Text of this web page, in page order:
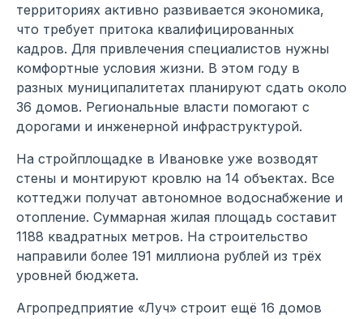
территориях активно развивается экономика,
что требует притока квалифицированных
кадров. Для привлечения специалистов нужны
комфортные условия жизни. В этом году в
разных муниципалитетах планируют сдать около
36 домов. Региональные власти помогают с
дорогами и инженерной инфраструктурой.
На стройплощадке в Ивановке уже возводят
стены и монтируют кровлю на 14 объектах. Все
коттеджи получат автономное водоснабжение и
отопление. Суммарная жилая площадь составит
1188 квадратных метров. На строительство
направили более 191 миллиона рублей из трёх
уровней бюджета.
Агропредприятие «Луч» строит ещё 16 домов